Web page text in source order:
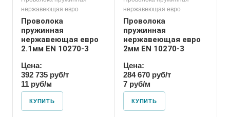
нержавеющая евро
Проволока
пружинная
нержавеющая евро
2.1мм EN 10270-3
Цена:
392 735 руб/т
11 руб/м
КУПИТЬ
нержавеющая евро
Проволока
пружинная
нержавеющая евро
2мм EN 10270-3
Цена:
284 670 руб/т
7 руб/м
КУПИТЬ